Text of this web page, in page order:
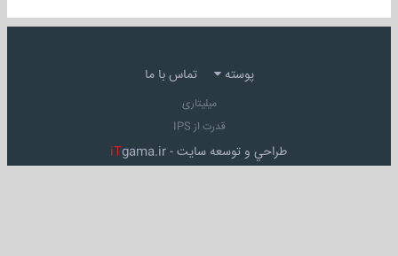
پوسته تماس با ما
میلیتاری
قدرت از IPS
طراحي و توسعه سايت - iTgama.ir